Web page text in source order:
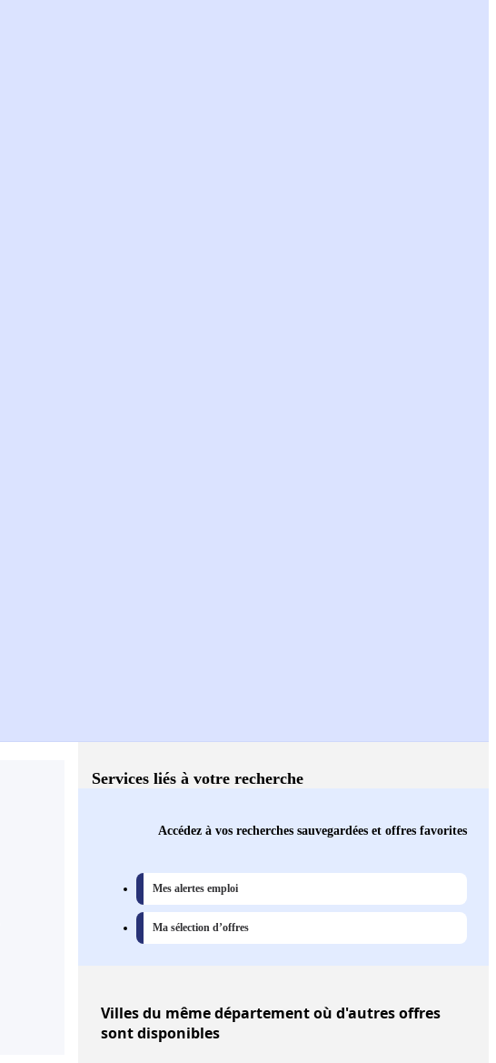
Services liés à votre recherche
Accédez à vos recherches sauvegardées et offres favorites
Mes alertes emploi
Ma sélection d’offres
Villesdu même département où d'autres offres
sont disponibles